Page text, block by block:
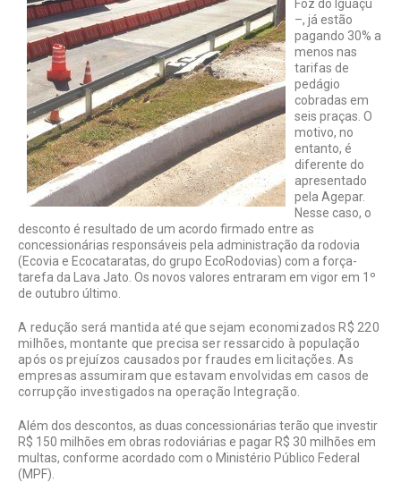
Foz do Iguaçu
–, já estão
pagando 30% a
menos nas
tarifas de
pedágio
cobradas em
seis praças. O
motivo, no
entanto, é
diferente do
apresentado
pela Agepar.
Nesse caso, o
desconto é resultado de um acordo firmado entre as
concessionárias responsáveis pela administração da rodovia
(Ecovia e Ecocataratas, do grupo EcoRodovias) com a força-
tarefa da Lava Jato. Os novos valores entraram em vigor em 1º
de outubro último.
A redução será mantida até que sejam economizados R$ 220
milhões, montante que precisa ser ressarcido à população
após os prejuízos causados por fraudes em licitações. As
empresas assumiram que estavam envolvidas em casos de
corrupção investigados na operação Integração.
Além dos descontos, as duas concessionárias terão que investir
R$ 150 milhões em obras rodoviárias e pagar R$ 30 milhões em
multas, conforme acordado com o Ministério Público Federal
(MPF).